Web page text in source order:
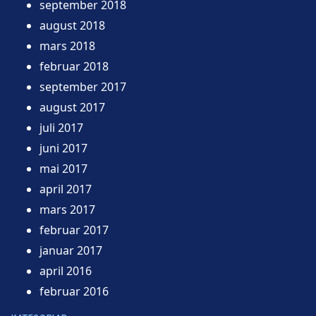
september 2018
august 2018
mars 2018
februar 2018
september 2017
august 2017
juli 2017
juni 2017
mai 2017
april 2017
mars 2017
februar 2017
januar 2017
april 2016
februar 2016